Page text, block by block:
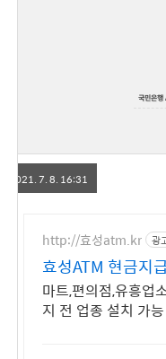
국민은행
2021. 7. 8. 16:31
http://효성atm.kr 광
효성ATM 현금지
마트,편의점,유흥업
지 전 업종 설치 가